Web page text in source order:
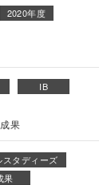
2020年度
IB
果
スタディーズ
果